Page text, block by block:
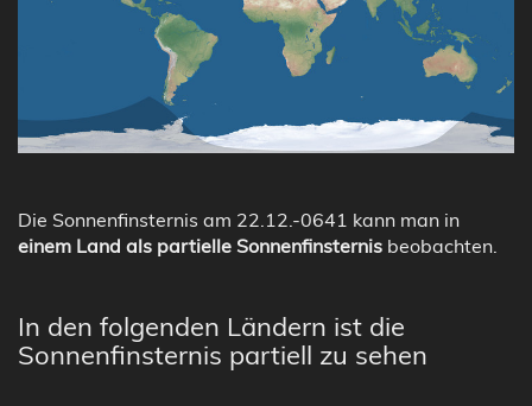
Die Sonnenfinsternis am 22.12.-0641 kann man in
einem Land als partielle Sonnenfinsternis beobachten.
In den folgenden Ländern ist die
Sonnenfinsternis partiell zu sehen